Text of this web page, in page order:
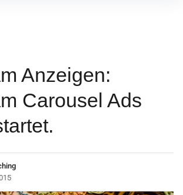
Anzeigen:
Carousel Ads